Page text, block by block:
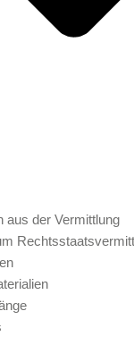
aus der Vermittlung